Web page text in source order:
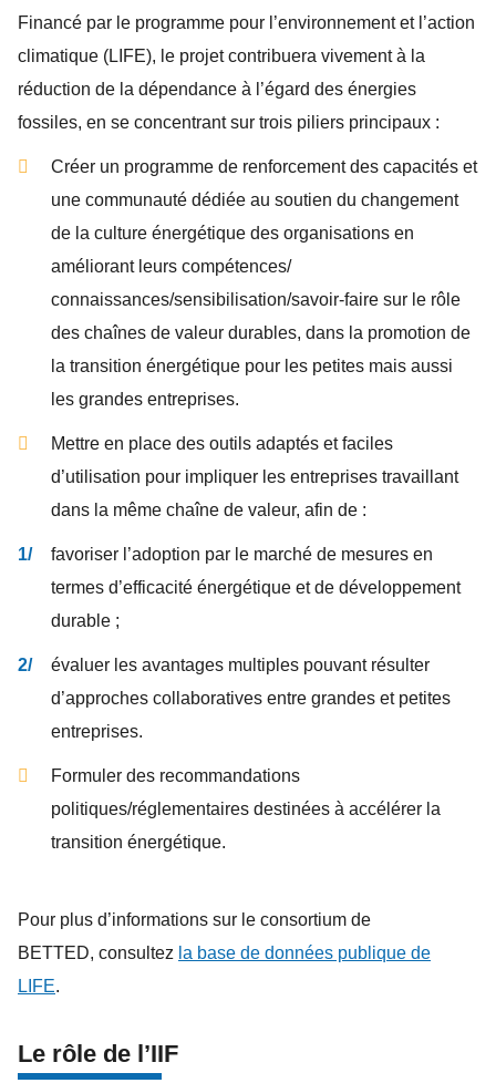
Financé par le programme pour l’environnement et l’action
climatique (LIFE), le projet contribuera vivement à la
réduction de la dépendance à l’égard des énergies
fossiles, en se concentrant sur trois piliers principaux :
Créer un programme de renforcement des capacités et
une communauté dédiée au soutien du changement
de la culture énergétique des organisations en
améliorant leurs compétences/
connaissances/sensibilisation/savoir-faire sur le rôle
des chaînes de valeur durables, dans la promotion de
la transition énergétique pour les petites mais aussi
les grandes entreprises.
Mettre en place des outils adaptés et faciles
d’utilisation pour impliquer les entreprises travaillant
dans la même chaîne de valeur, afin de :
favoriser l’adoption par le marché de mesures en
termes d’efficacité énergétique et de développement
durable ;
évaluer les avantages multiples pouvant résulter
d’approches collaboratives entre grandes et petites
entreprises.
Formuler des recommandations
politiques/réglementaires destinées à accélérer la
transition énergétique.
Pour plus d’informations sur le consortium de
BETTED, consultez la base de données publique de
LIFE.
Le rôle de l’IIF